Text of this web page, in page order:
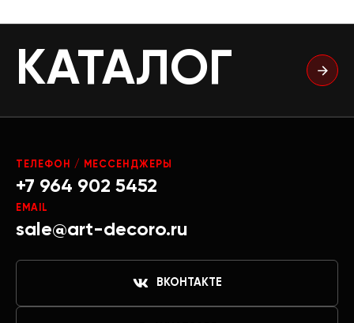
КАТАЛОГ
ТЕЛЕФОН / МЕССЕНДЖЕРЫ
+7 964 902 5452
EMAIL
sale@art-decoro.ru
ВКОНТАКТЕ